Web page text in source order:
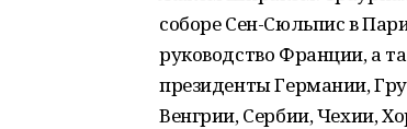
соборе Сен-Сюльпис в
руководство Франции, а
президенты Германии,
Венгрии, Сербии, Чехии,